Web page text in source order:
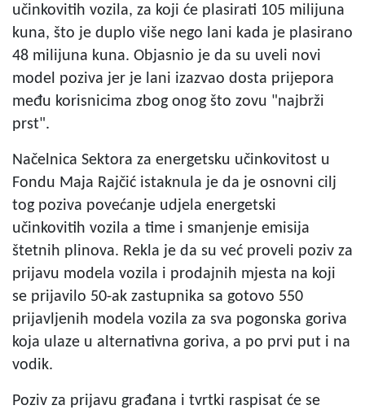
učinkovitih vozila, za koji će plasirati 105 milijuna
kuna, što je duplo više nego lani kada je plasirano
48 milijuna kuna. Objasnio je da su uveli novi
model poziva jer je lani izazvao dosta prijepora
među korisnicima zbog onog što zovu "najbrži
prst".
Načelnica Sektora za energetsku učinkovitost u
Fondu Maja Rajčić istaknula je da je osnovni cilj
tog poziva povećanje udjela energetski
učinkovitih vozila a time i smanjenje emisija
štetnih plinova. Rekla je da su već proveli poziv za
prijavu modela vozila i prodajnih mjesta na koji
se prijavilo 50-ak zastupnika sa gotovo 550
prijavljenih modela vozila za sva pogonska goriva
koja ulaze u alternativna goriva, a po prvi put i na
vodik.
Poziv za prijavu građana i tvrtki raspisat će se